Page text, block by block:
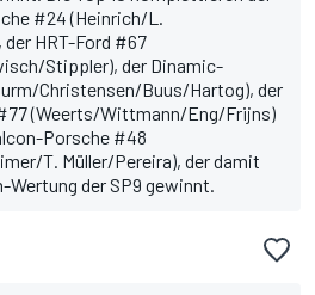
#24 (Heinrich/L.
HRT-Ford #67
Stippler), der Dinamic-
Christensen/Buus/Hartog), der
(Weerts/Wittmann/Eng/Frijns)
Porsche #48
T. Müller/Pereira), der damit
Wertung der SP9 gewinnt.